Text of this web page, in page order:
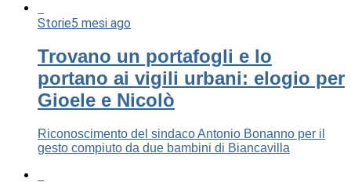
Storie5 mesi ago
Trovano un portafogli e lo
portano ai vigili urbani: elogio per
Gioele e Nicolò
Riconoscimento del sindaco Antonio Bonanno per il
gesto compiuto da due bambini di Biancavilla